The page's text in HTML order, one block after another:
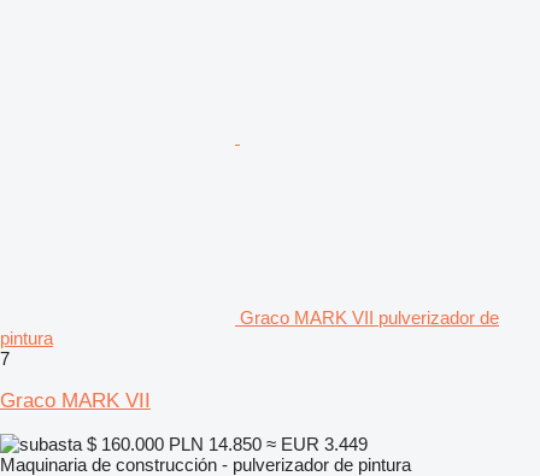
Graco MARK VII pulverizador de
pintura
7
Graco MARK VII
$ 160.000 PLN 14.850 ≈ EUR 3.449
Maquinaria de construcción - pulverizador de pintura